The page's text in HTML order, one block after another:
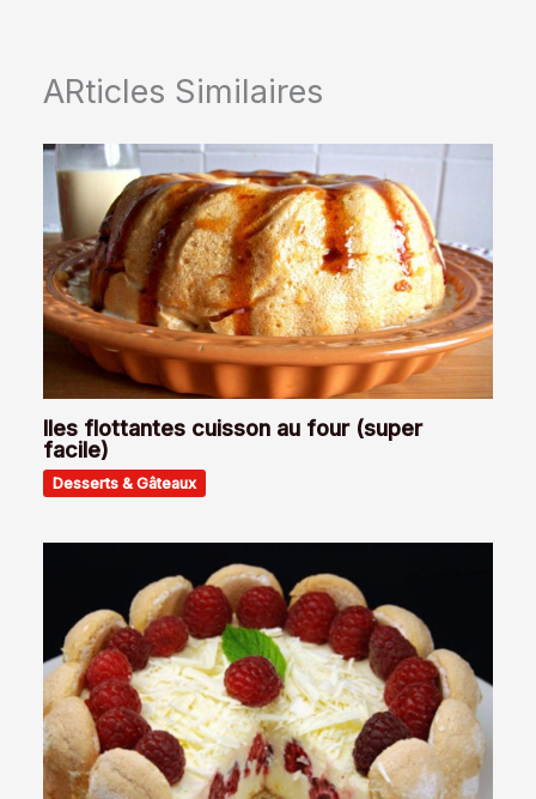
ARticles Similaires
Iles flottantes cuisson au four (super
facile)
Desserts & Gâteaux